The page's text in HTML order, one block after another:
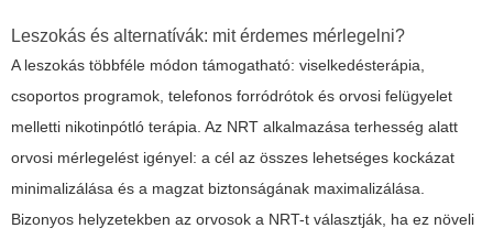
Leszokás és alternatívák: mit érdemes mérlegelni?
A leszokás többféle módon támogatható: viselkedésterápia,
csoportos programok, telefonos forródrótok és orvosi felügyelet
melletti nikotinpótló terápia. Az NRT alkalmazása terhesség alatt
orvosi mérlegelést igényel: a cél az összes lehetséges kockázat
minimalizálása és a magzat biztonságának maximalizálása.
Bizonyos helyzetekben az orvosok a NRT-t választják, ha ez növeli